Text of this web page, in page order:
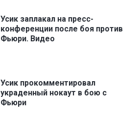
Усик заплакал на пресс-
конференции после боя против
Фьюри. Видео
Усик прокомментировал
украденный нокаут в бою с
Фьюри